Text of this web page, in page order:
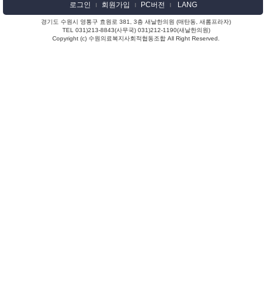
로그인 l 회원가입 l PC버전 l LANG
경기도 수원시 영통구 효원로 381, 3층 새날한의원 (매탄동, 새롬프라자)
TEL 031)213-8843(사무국) 031)212-1190(새날한의원)
Copyright (c) 수원의료복지사회적협동조합 All Right Reserved.